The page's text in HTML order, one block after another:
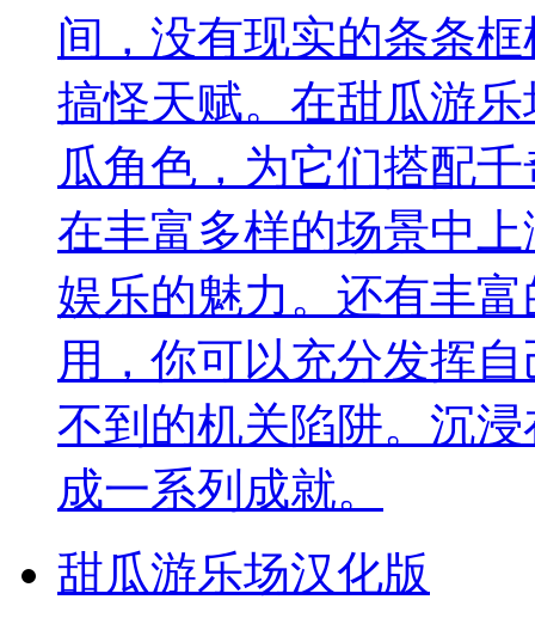
间，没有现实的条条
搞怪天赋。在甜瓜游
瓜角色，为它们搭配
在丰富多样的场景中
娱乐的魅力。还有丰
用，你可以充分发挥
不到的机关陷阱。沉
成一系列成就。
甜瓜游乐场汉化版